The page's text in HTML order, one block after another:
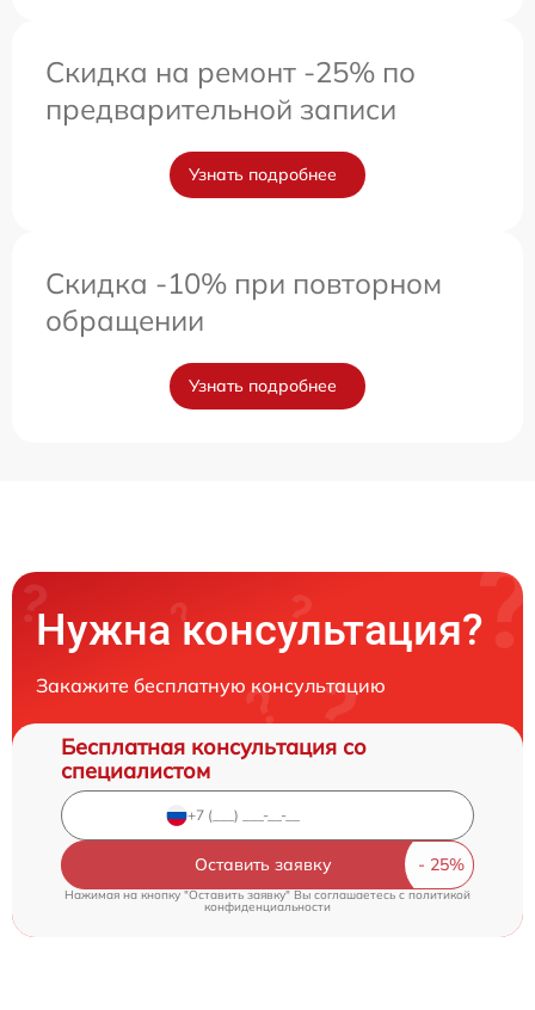
Скидка на ремонт -25% по
предварительной записи
Узнать подробнее
Скидка -10% при повторном
обращении
Узнать подробнее
Нужна консультация?
Закажите бесплатную консультацию
Бесплатная консультация со
специалистом
Оставить заявку
Нажимая на кнопку "Оставить заявку" Вы соглашаетесь cполитикой
конфиденциальности